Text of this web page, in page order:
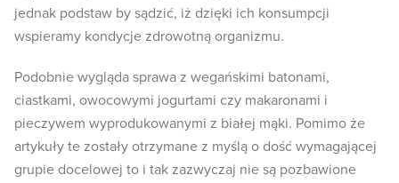
jednak podstaw by sądzić, iż dzięki ich konsumpcji
wspieramy kondycje zdrowotną organizmu.
Podobnie wygląda sprawa z wegańskimi batonami,
ciastkami, owocowymi jogurtami czy makaronami i
pieczywem wyprodukowanymi z białej mąki. Pomimo że
artykuły te zostały otrzymane z myślą o dość wymagającej
grupie docelowej to i tak zazwyczaj nie są pozbawione